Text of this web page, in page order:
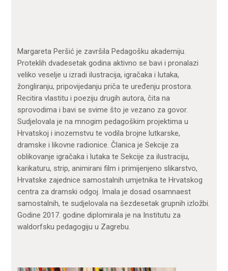
Margareta Peršić je završila Pedagošku akademiju.
Proteklih dvadesetak godina aktivno se bavi i pronalazi
veliko veselje u izradi ilustracija, igračaka i lutaka,
žongliranju, pripovijedanju priča te uređenju prostora.
Recitira vlastitu i poeziju drugih autora, čita na
sprovodima i bavi se svime što je vezano za govor.
Sudjelovala je na mnogim pedagoškim projektima u
Hrvatskoj i inozemstvu te vodila brojne lutkarske,
dramske i likovne radionice. Članica je Sekcije za
oblikovanje igračaka i lutaka te Sekcije za ilustraciju,
karikaturu, strip, animirani film i primijenjeno slikarstvo,
Hrvatske zajednice samostalnih umjetnika te Hrvatskog
centra za dramski odgoj. Imala je dosad osamnaest
samostalnih, te sudjelovala na šezdesetak grupnih izložbi.
Godine 2017. godine diplomirala je na Institutu za
waldorfsku pedagogiju u Zagrebu.